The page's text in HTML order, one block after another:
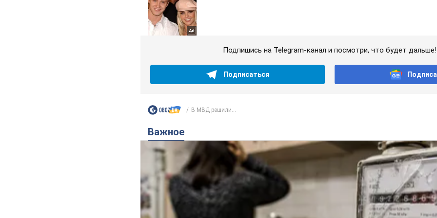
Подпишись на Telegram-канал и посмотри, что будет дальше!
Подписаться
В МВД решили...
Важное